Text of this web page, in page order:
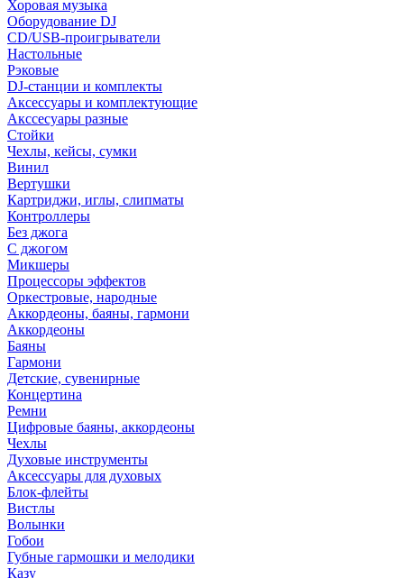
Хоровая музыка
Оборудование DJ
CD/USB-проигрыватели
Настольные
Рэковые
DJ-станции и комплекты
Аксессуары и комплектующие
Акссесуары разные
Стойки
Чехлы, кейсы, сумки
Винил
Вертушки
Картриджи, иглы, слипматы
Контроллеры
Без джога
С джогом
Микшеры
Процессоры эффектов
Оркестровые, народные
Аккордеоны, баяны, гармони
Аккордеоны
Баяны
Гармони
Детские, сувенирные
Концертина
Ремни
Цифровые баяны, аккордеоны
Чехлы
Духовые инструменты
Аксессуары для духовых
Блок-флейты
Вистлы
Волынки
Гобои
Губные гармошки и мелодики
Казу